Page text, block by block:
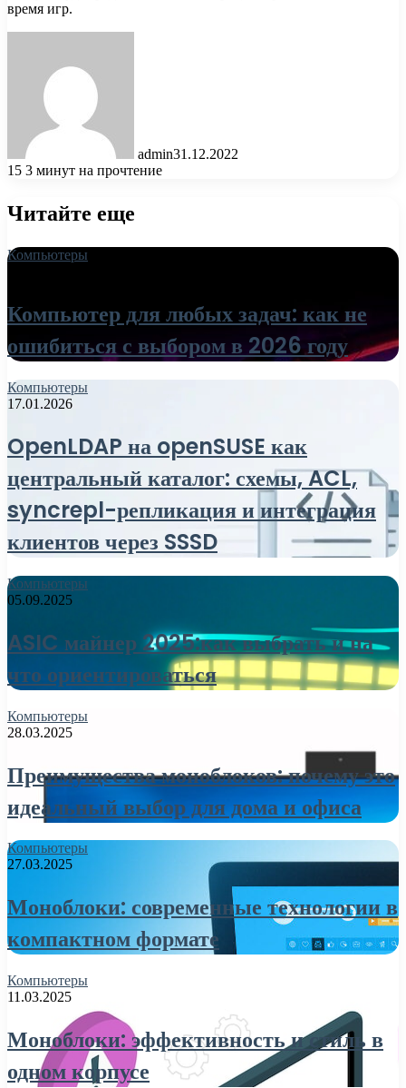
время игр.
admin31.12.2022
15 3 минут на прочтение
Читайте еще
Компьютеры
Компьютер для любых задач: как не
ошибиться с выбором в 2026 году
Компьютеры
17.01.2026
OpenLDAP на openSUSE как
центральный каталог: схемы, ACL,
syncrepl-репликация и интеграция
клиентов через SSSD
Компьютеры
05.09.2025
ASIC майнер 2025:как выбрать и на
что ориентироваться
Компьютеры
28.03.2025
Преимущества моноблоков: почему это
идеальный выбор для дома и офиса
Компьютеры
27.03.2025
Моноблоки: современные технологии в
компактном формате
Компьютеры
11.03.2025
Моноблоки: эффективность и стиль в
одном корпусе